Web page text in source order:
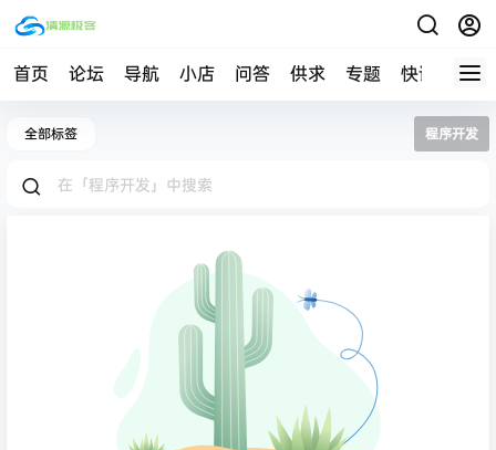
首页 论坛 导航 小店 问答 供求 专题 快讯 帮
全部标签 程序开发